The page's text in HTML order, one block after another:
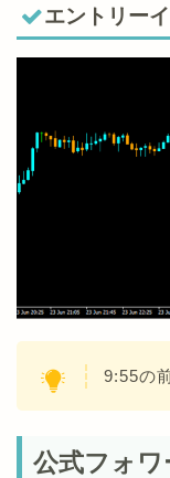
エントリー
9:55の
公式フォワ